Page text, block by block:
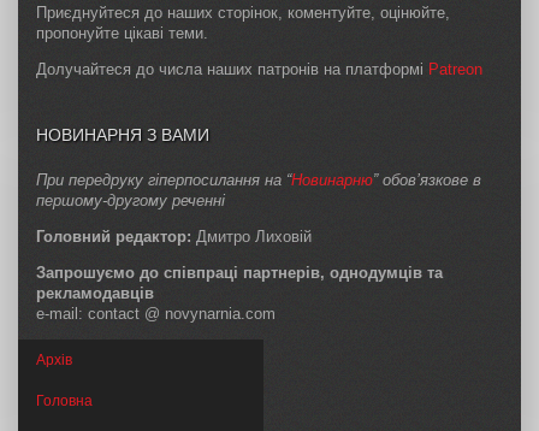
Приєднуйтеся до наших сторінок, коментуйте, оцінюйте,
пропонуйте цікаві теми.
Долучайтеся до числа наших патронів на платформі Patreon
НОВИНАРНЯ З ВАМИ
При передруку гіперпосилання на “Новинарню” обов’язкове в
першому-другому реченні
Головний редактор: Дмитро Лиховій
Запрошуємо до співпраці партнерів, однодумців та
рекламодавців
e-mail: contact @ novynarnia.com
Архів
Головна